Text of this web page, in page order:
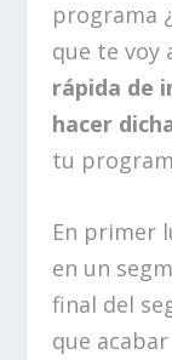
programa
que te voy
rápida de
hacer
tu
En primer
en un
final del
que